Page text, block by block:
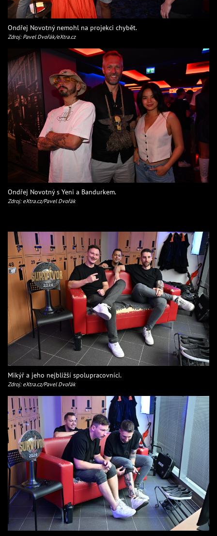
Ondřej Novotný nemohl na projekci chybět.
Zdroj: Pavel Dvořák/eXtra.cz
Ondřej Novotný s Yeni a Bandurkem.
Zdroj: eXtra.cz/Pavel Dvořák
Mikýř a jeho nejbližší spolupracovníci.
Zdroj: eXtra.cz/Pavel Dvořák